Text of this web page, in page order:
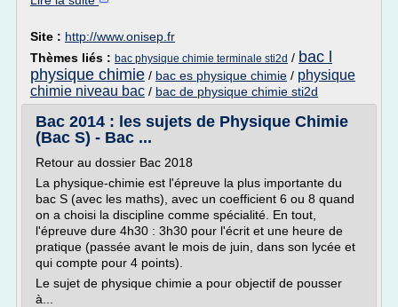
Site : http://www.onisep.fr
Thèmes liés : bac physique chimie terminale sti2d / bac l
physique chimie / bac es physique chimie / physique
chimie niveau bac / bac de physique chimie sti2d
Bac 2014 : les sujets de Physique Chimie
(Bac S) - Bac ...
Retour au dossier Bac 2018
La physique-chimie est l'épreuve la plus importante du
bac S (avec les maths), avec un coefficient 6 ou 8 quand
on a choisi la discipline comme spécialité. En tout,
l'épreuve dure 4h30 : 3h30 pour l'écrit et une heure de
pratique (passée avant le mois de juin, dans son lycée et
qui compte pour 4 points).
Le sujet de physique chimie a pour objectif de pousser
à...